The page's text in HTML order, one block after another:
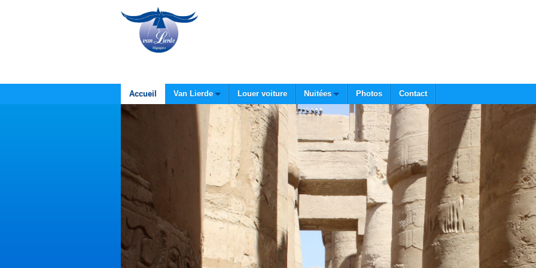
Accueil Van Lierde Louer voiture Nuitées Photos Contact